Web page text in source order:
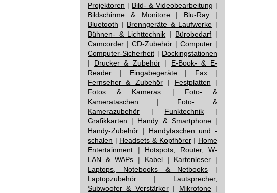
Projektoren | Bild- & Videobearbeitung |
Bildschirme & Monitore| Blu-Ray |
Bluetooth | Brenngeräte & Laufwerke |
Bühnen- & Lichttechnik | Bürobedarf |
Camcorder | CD-Zubehör | Computer |
Computer-Sicherheit | Dockingstationen
| Drucker & Zubehör| E-Book- & E-
Reader | Eingabegeräte| Fax |
Fernseher & Zubehör| Festplatten |
Fotos & Kameras | Foto- &
Kamerataschen | Foto- &
Kamerazubehör | Funktechnik |
Grafikkarten | Handy & Smartphone|
Handy-Zubehör | Handytaschen und -
schalen | Headsets & Kopfhörer| Home
Entertainment | Hotspots, Router, W-
LAN & WAPs | Kabel| Kartenleser |
Laptops, Notebooks & Netbooks |
Laptopzubehör | Lautsprecher,
Subwoofer & Verstärker| Mikrofone|